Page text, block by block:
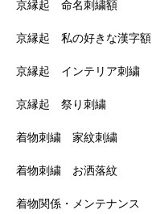
京縁起 命名刺繍額
京縁起 私の好きな漢字額
京縁起 インテリア刺繍
京縁起 祭り刺繍
着物刺繍 家紋刺繍
着物刺繍 お洒落紋
着物関係・メンテナンス